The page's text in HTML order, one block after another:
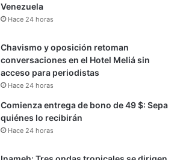
Venezuela
Hace 24 horas
Chavismo y oposición retoman
conversaciones en el Hotel Meliá sin
acceso para periodistas
Hace 24 horas
Comienza entrega de bono de 49 $: Sepa
quiénes lo recibirán
Hace 24 horas